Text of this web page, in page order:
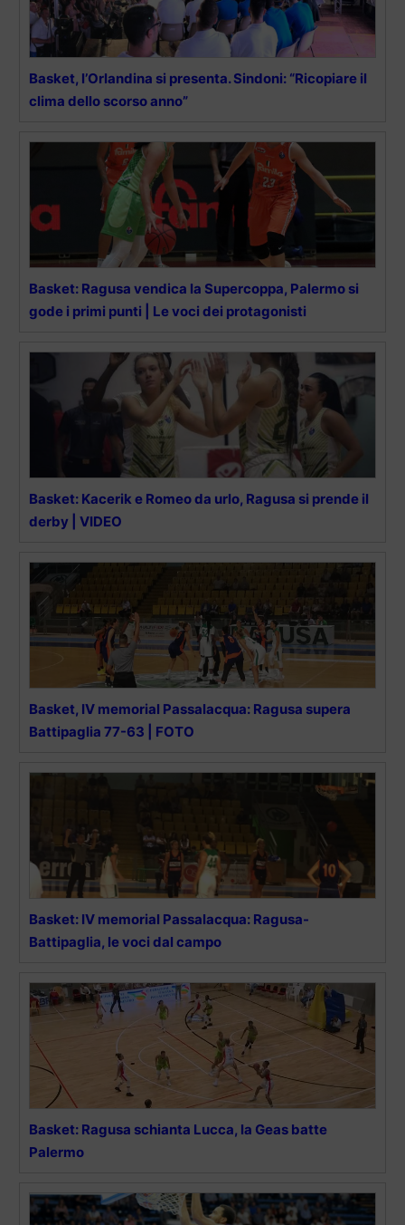
Basket, l’Orlandina si presenta. Sindoni: “Ricopiare il
clima dello scorso anno”
Basket: Ragusa vendica la Supercoppa, Palermo si
gode i primi punti | Le voci dei protagonisti
Basket: Kacerik e Romeo da urlo, Ragusa si prende il
derby | VIDEO
Basket, IV memorial Passalacqua: Ragusa supera
Battipaglia 77-63 | FOTO
Basket: IV memorial Passalacqua: Ragusa-
Battipaglia, le voci dal campo
Basket: Ragusa schianta Lucca, la Geas batte
Palermo